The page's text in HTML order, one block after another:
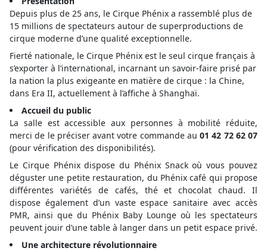
Depuis plus de 25 ans, le Cirque Phénix a rassemblé plus de
15 millions de spectateurs autour de superproductions de
cirque moderne d’une qualité exceptionnelle.
Fierté nationale, le Cirque Phénix est le seul cirque français à
s’exporter à l’international, incarnant un savoir-faire prisé par
la nation la plus exigeante en matière de cirque : la Chine,
dans Era II, actuellement à l’affiche à Shanghaï.
Accueil du public
La salle est accessible aux personnes à mobilité réduite,
merci de le préciser avant votre commande au 01 42 72 62 07
(pour vérification des disponibilités).
Le Cirque Phénix dispose du Phénix Snack où vous pouvez
déguster une petite restauration, du Phénix café qui propose
différentes variétés de cafés, thé et chocolat chaud. Il
dispose également d’un vaste espace sanitaire avec accès
PMR, ainsi que du Phénix Baby Lounge où les spectateurs
peuvent jouir d’une table à langer dans un petit espace privé.
Une architecture révolutionnaire